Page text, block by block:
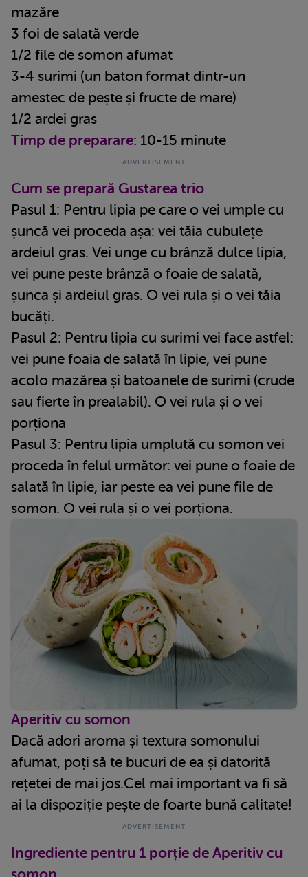
mazăre
3 foi de salată verde
1/2 file de somon afumat
3-4 surimi (un baton format dintr-un
amestec de pește și fructe de mare)
1/2 ardei gras
Timp de preparare: 10-15 minute
Cum se prepară Gustarea trio
Pasul 1: Pentru lipia pe care o vei umple cu
șuncă vei proceda așa: vei tăia cubulețe
ardeiul gras. Vei unge cu brânză dulce lipia,
vei pune peste brânză o foaie de salată,
șunca și ardeiul gras. O vei rula și o vei tăia
bucăți.
Pasul 2: Pentru lipia cu surimi vei face astfel:
vei pune foaia de salată în lipie, vei pune
acolo mazărea și batoanele de surimi (crude
sau fierte în prealabil). O vei rula și o vei
porționa
Pasul 3: Pentru lipia umplută cu somon vei
proceda în felul următor: vei pune o foaie de
salată în lipie, iar peste ea vei pune file de
somon. O vei rula și o vei porționa.
Aperitiv cu somon
Dacă adori aroma și textura somonului
afumat, poți să te bucuri de ea și datorită
rețetei de mai jos.Cel mai important va fi să
ai la dispoziție pește de foarte bună calitate!
Ingrediente pentru 1 porție de Aperitiv cu